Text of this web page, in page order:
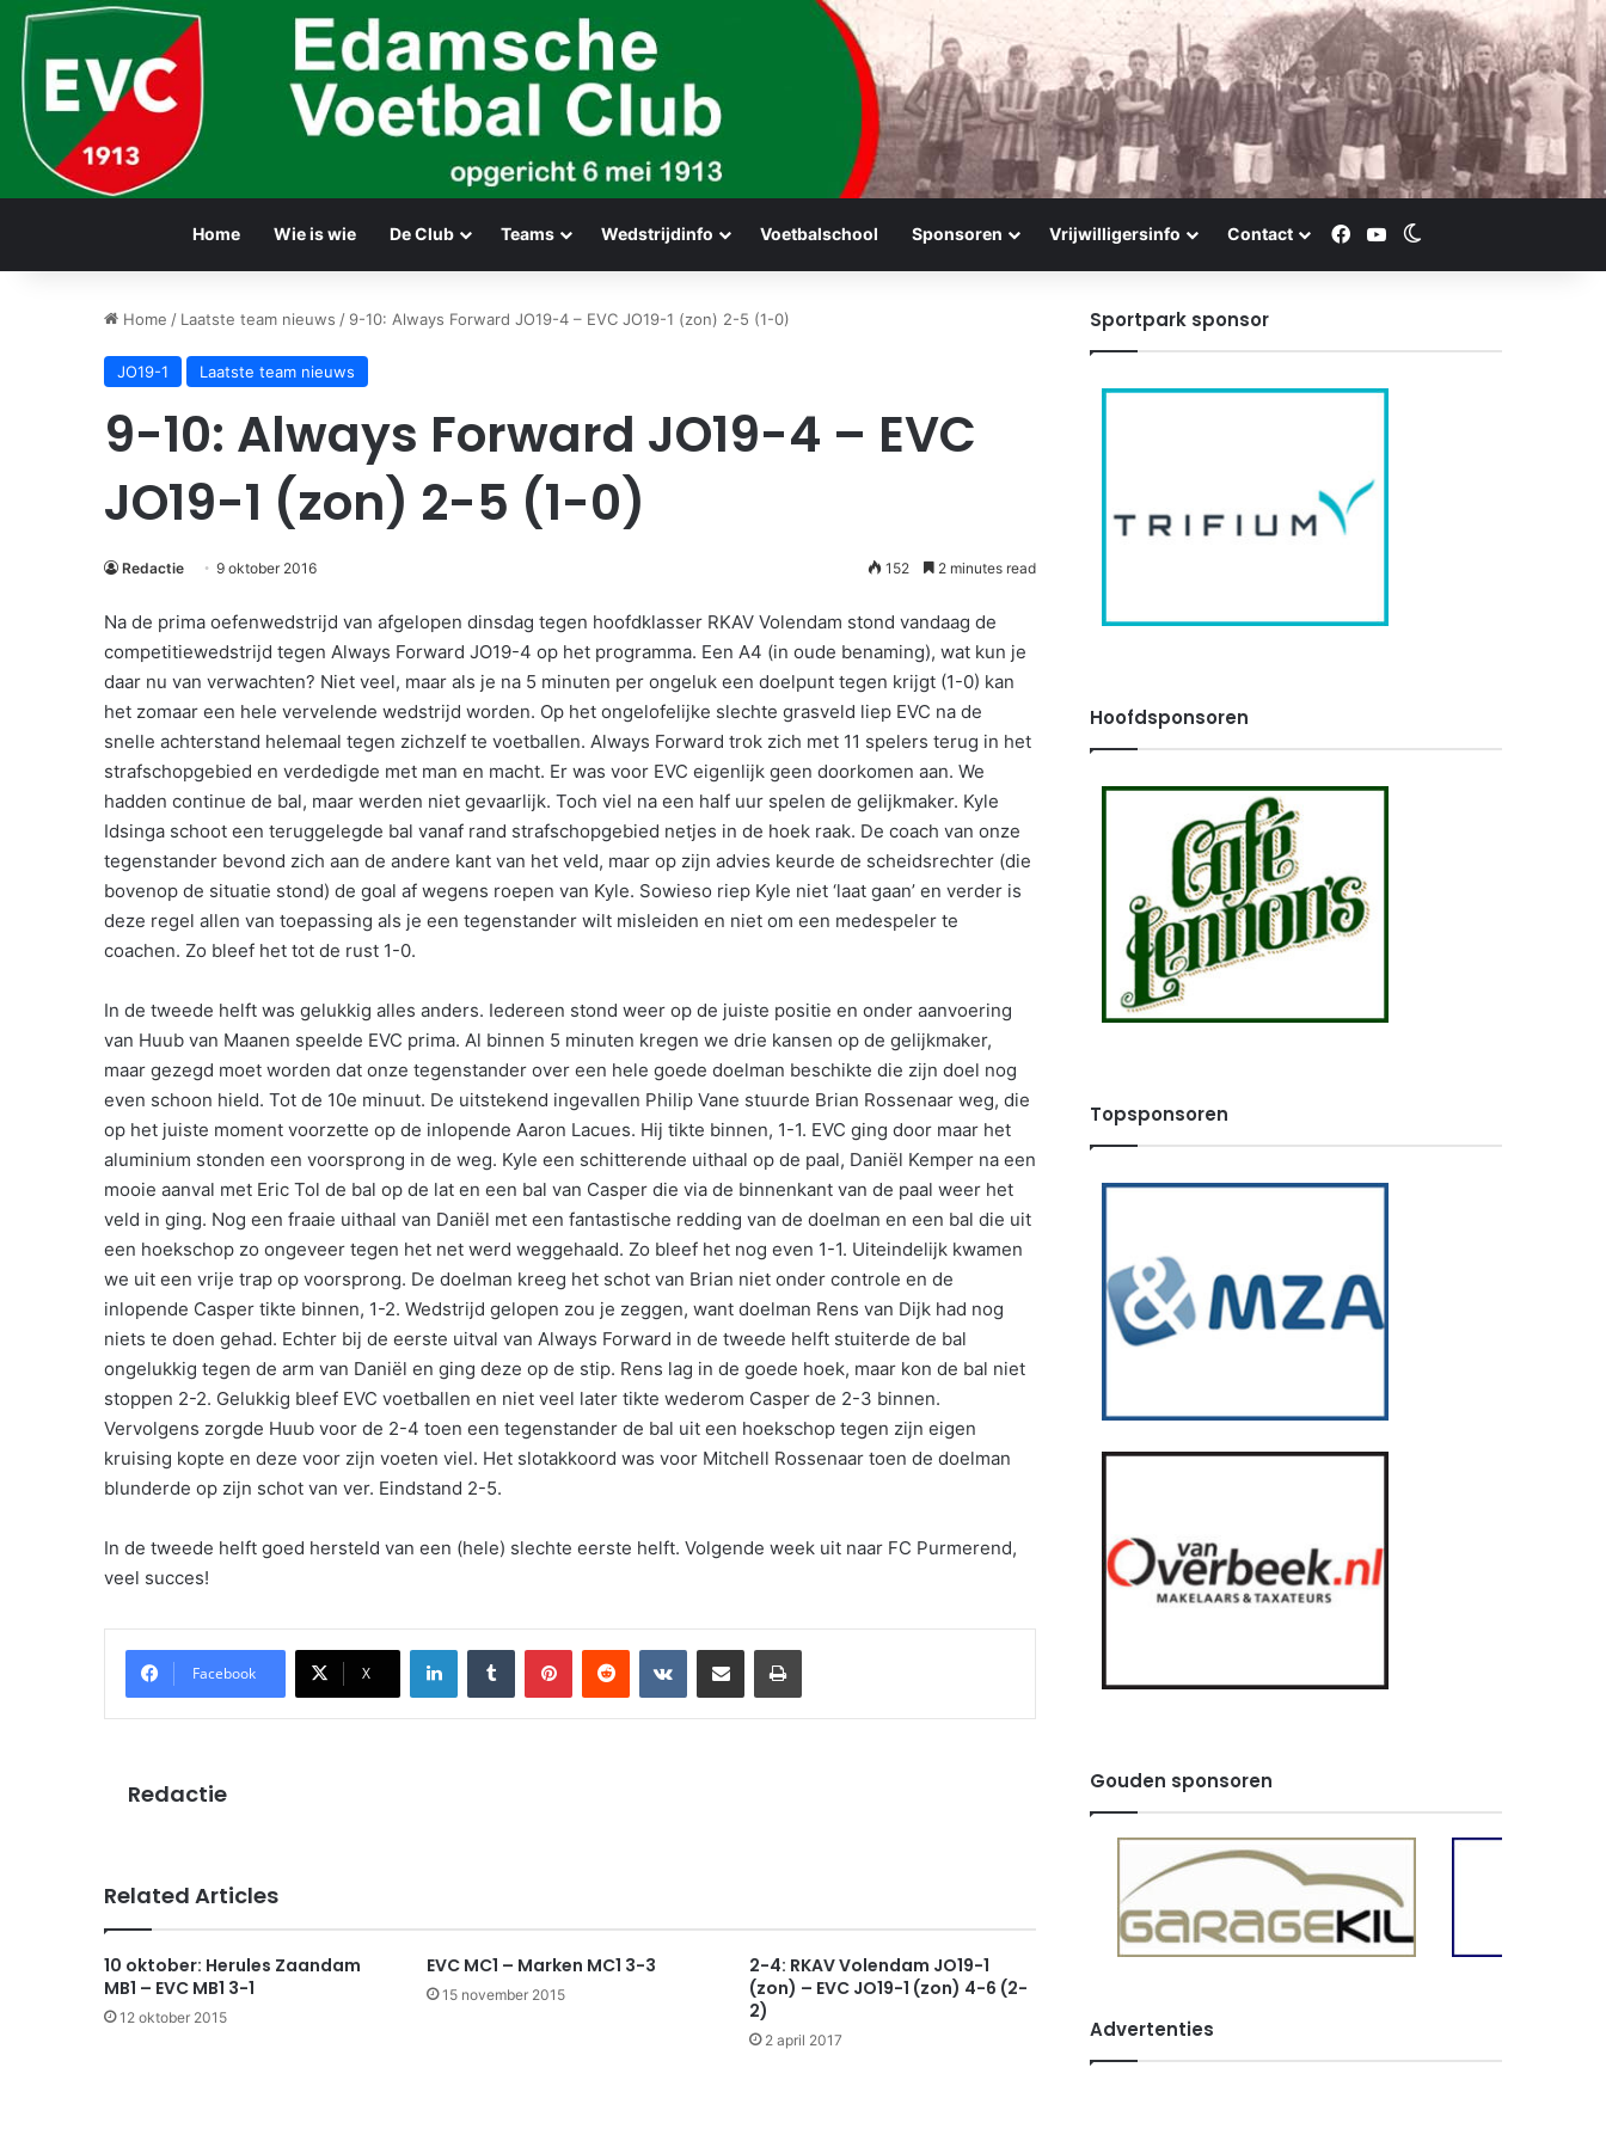
Home Wie is wie De Club Teams Wedstrijdinfo Voetbalschool Sponsoren Vrijwilligersinfo Contact Facebook
YouTube
Home / Laatste team nieuws / 9-10: Always Forward JO19-4 – EVC JO19-1 (zon) 2-5 (1-0)
JO19-1 Laatste team nieuws
9-10: Always Forward JO19-4 – EVC
JO19-1 (zon) 2-5 (1-0)
Redactie 9 oktober 2016 152 2 minutes read
Na de prima oefenwedstrijd van afgelopen dinsdag tegen hoofdklasser RKAV Volendam stond vandaag de
competitiewedstrijd tegen Always Forward JO19-4 op het programma. Een A4 (in oude benaming), wat kun je
daar nu van verwachten? Niet veel, maar als je na 5 minuten per ongeluk een doelpunt tegen krijgt (1-0) kan
het zomaar een hele vervelende wedstrijd worden. Op het ongelofelijke slechte grasveld liep EVC na de
snelle achterstand helemaal tegen zichzelf te voetballen. Always Forward trok zich met 11 spelers terug in het
strafschopgebied en verdedigde met man en macht. Er was voor EVC eigenlijk geen doorkomen aan. We
hadden continue de bal, maar werden niet gevaarlijk. Toch viel na een half uur spelen de gelijkmaker. Kyle
Idsinga schoot een teruggelegde bal vanaf rand strafschopgebied netjes in de hoek raak. De coach van onze
tegenstander bevond zich aan de andere kant van het veld, maar op zijn advies keurde de scheidsrechter (die
bovenop de situatie stond) de goal af wegens roepen van Kyle. Sowieso riep Kyle niet ‘laat gaan’ en verder is
deze regel allen van toepassing als je een tegenstander wilt misleiden en niet om een medespeler te
coachen. Zo bleef het tot de rust 1-0.
In de tweede helft was gelukkig alles anders. Iedereen stond weer op de juiste positie en onder aanvoering
van Huub van Maanen speelde EVC prima. Al binnen 5 minuten kregen we drie kansen op de gelijkmaker,
maar gezegd moet worden dat onze tegenstander over een hele goede doelman beschikte die zijn doel nog
even schoon hield. Tot de 10e minuut. De uitstekend ingevallen Philip Vane stuurde Brian Rossenaar weg, die
op het juiste moment voorzette op de inlopende Aaron Lacues. Hij tikte binnen, 1-1. EVC ging door maar het
aluminium stonden een voorsprong in de weg. Kyle een schitterende uithaal op de paal, Daniël Kemper na een
mooie aanval met Eric Tol de bal op de lat en een bal van Casper die via de binnenkant van de paal weer het
veld in ging. Nog een fraaie uithaal van Daniël met een fantastische redding van de doelman en een bal die uit
een hoekschop zo ongeveer tegen het net werd weggehaald. Zo bleef het nog even 1-1. Uiteindelijk kwamen
we uit een vrije trap op voorsprong. De doelman kreeg het schot van Brian niet onder controle en de
inlopende Casper tikte binnen, 1-2. Wedstrijd gelopen zou je zeggen, want doelman Rens van Dijk had nog
niets te doen gehad. Echter bij de eerste uitval van Always Forward in de tweede helft stuiterde de bal
ongelukkig tegen de arm van Daniël en ging deze op de stip. Rens lag in de goede hoek, maar kon de bal niet
stoppen 2-2. Gelukkig bleef EVC voetballen en niet veel later tikte wederom Casper de 2-3 binnen.
Vervolgens zorgde Huub voor de 2-4 toen een tegenstander de bal uit een hoekschop tegen zijn eigen
kruising kopte en deze voor zijn voeten viel. Het slotakkoord was voor Mitchell Rossenaar toen de doelman
blunderde op zijn schot van ver. Eindstand 2-5.
In de tweede helft goed hersteld van een (hele) slechte eerste helft. Volgende week uit naar FC Purmerend,
veel succes!
Facebook X
LinkedInTumblr PinterestReddit VKontakteShare via Email Print
Redactie
Related Articles
10 oktober: Herules Zaandam
MB1 – EVC MB1 3-1
12 oktober 2015
EVC MC1 – Marken MC1 3-3
15 november 2015
2-4: RKAV Volendam JO19-1
(zon) – EVC JO19-1 (zon) 4-6 (2-
2)
2 april 2017
Sportpark sponsor
Hoofdsponsoren
Topsponsoren
Gouden sponsoren
Advertenties